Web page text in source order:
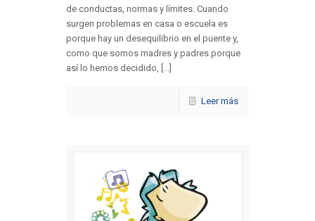
de conductas, normas y límites. Cuando
surgen problemas en casa o escuela es
porque hay un desequilibrio en el puente y,
como que somos madres y padres porque
así lo hemos decidido, [...]
Leer más